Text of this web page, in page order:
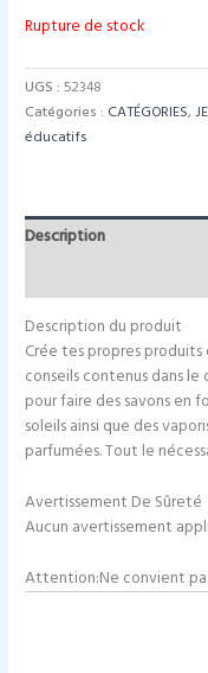
Rupture de stock
UGS :52348
Catégories : CATÉGORIES,
éducatifs
Description
Description du produit
Crée tes propres
conseils contenus dans
pour faire des savons en
soleils ainsi que des
parfumées. Tout le
Avertissement De Sûreté
Aucun avertissement
Attention:Ne convient